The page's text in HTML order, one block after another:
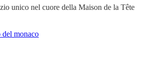
unico nel cuore della Maison de la Tête